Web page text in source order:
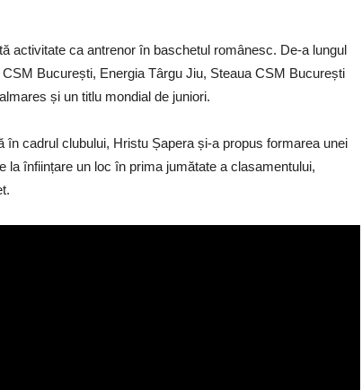
activitate ca antrenor în baschetul românesc. De-a lungul
București, Energia Târgu Jiu, Steaua CSM București
și un titlu mondial de juniori.
cadrul clubului, Hristu Șapera și-a propus formarea unei
la înființare un loc în prima jumătate a clasamentului,